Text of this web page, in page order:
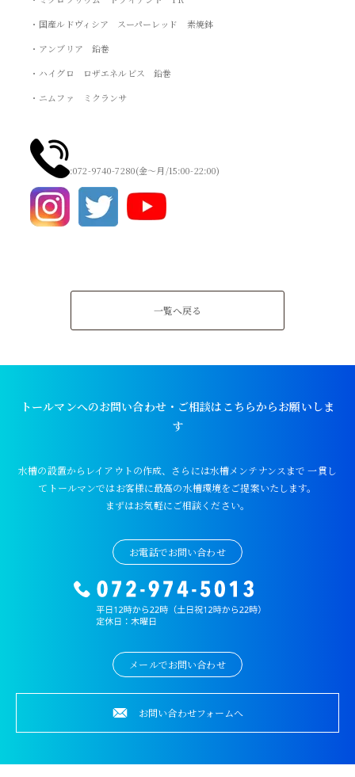
・国産ルドヴィシア スーパーレッド 素焼鉢
・アンブリア 鉛巻
・ハイグロ ロザエネルビス 鉛巻
・ニムファ ミクランサ
:072-9740-7280(金～月/15:00-22:00)
一覧へ戻る
トールマンへのお問い合わせ・ご相談はこちらからお願いしま
す
水槽の設置からレイアウトの作成、さらには水槽メンテナンスまで 一貫し
てトールマンではお客様に最高の水槽環境をご提案いたします。
まずはお気軽にご相談ください。
お電話でお問い合わせ
メールでお問い合わせ
お問い合わせフォームへ